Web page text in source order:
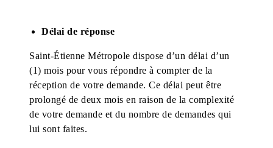
Délai de réponse
Saint-Étienne Métropole dispose d’un délai d’un
(1) mois pour vous répondre à compter de la
réception de votre demande. Ce délai peut être
prolongé de deux mois en raison de la complexité
de votre demande et du nombre de demandes qui
lui sont faites.